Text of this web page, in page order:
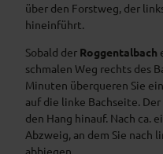
über den Forstweg, der
hineinführt.
Sobald der Roggentalbach
schmalen Weg rechts des
Minuten überqueren Sie
auf die linke Bachseite.
den Hang hinauf. Nach ca.
Abzweig, an dem Sie nach
abbiegen.